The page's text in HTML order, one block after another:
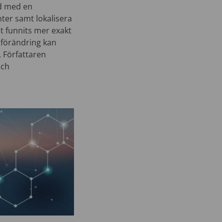
med en
samt lokalisera
funnits mer exakt
kan
Författaren